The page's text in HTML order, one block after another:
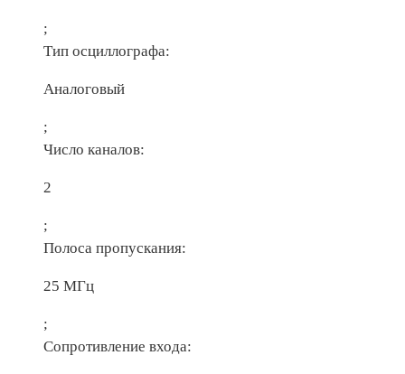
;
Тип осциллографа:
Аналоговый
;
Число каналов:
2
;
Полоса пропускания:
25 МГц
;
Сопротивление входа: